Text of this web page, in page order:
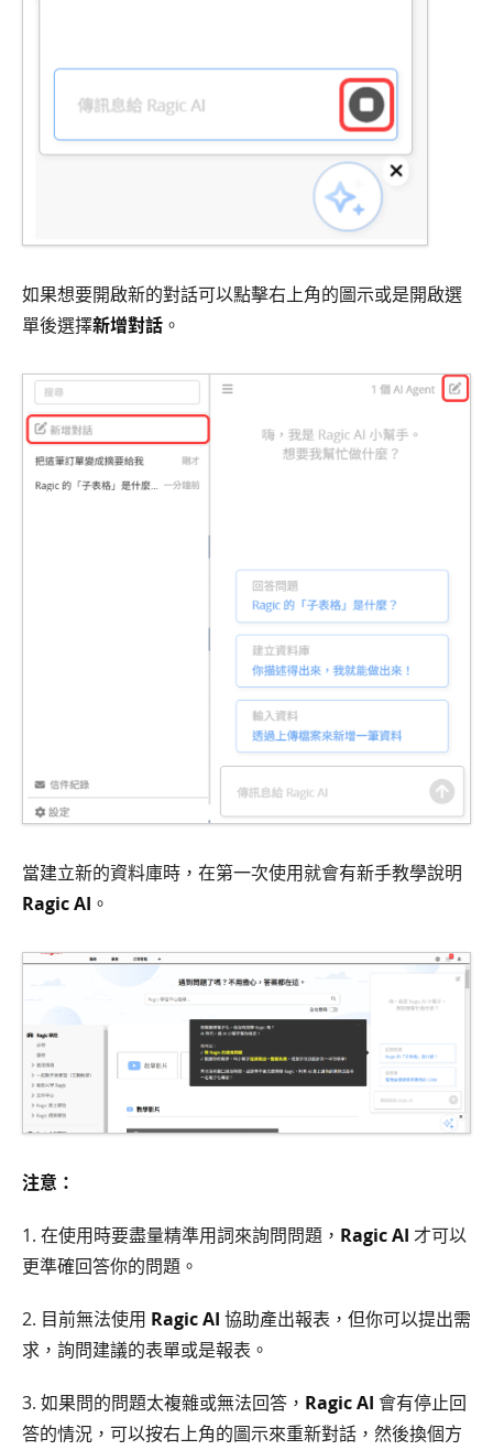
如果想要開啟新的對話可以點擊右上角的圖示或是開啟選
單後選擇新增對話 。
當建立新的資料庫時，在第一次使用就會有新手教學說明
Ragic AI 。
注意：
1. 在使用時要盡量精準用詞來詢問問題， Ragic AI 才可以
更準確回答你的問題。
2. 目前無法使用 Ragic AI 協助產出報表，但你可以提出需
求，詢問建議的表單或是報表。
3. 如果問的問題太複雜或無法回答， Ragic AI 會有停止回
答的情況，可以按右上角的圖示來重新對話，然後換個方